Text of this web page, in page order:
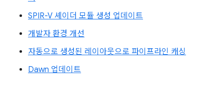
SPIR-V 셰이더 모듈 생성 업데이트
개발자 환경 개선
자동으로 생성된 레이아웃으로 파이프라인 캐싱
Dawn 업데이트